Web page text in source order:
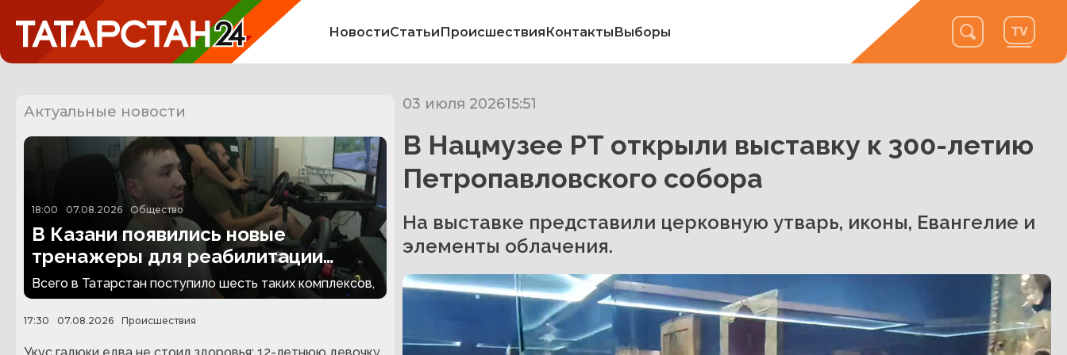
НовостиСтатьиПроисшествияКонтактыВыборы
Актуальные новости
18:00 07.08.2026 Общество
В Казани появились новые
тренажеры для реабилитации
людей с ампутациями
Всего в Татарстан поступило шесть таких комплексов,
17:30 07.08.2026 Происшествия
Укус гадюки едва не стоил здоровья: 12-летнюю девочку
03 июля 202615:51
В Нацмузее РТ открыли выставку к 300-летию
Петропавловского собора
На выставке представили церковную утварь, иконы, Евангелие и
элементы облачения.